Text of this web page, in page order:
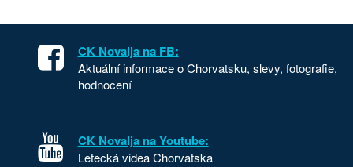
CK Novalja na FB:
Aktuální informace o Chorvatsku, slevy, fotografie,
hodnocení
CK Novalja na Youtube:
Letecká videa Chorvatska